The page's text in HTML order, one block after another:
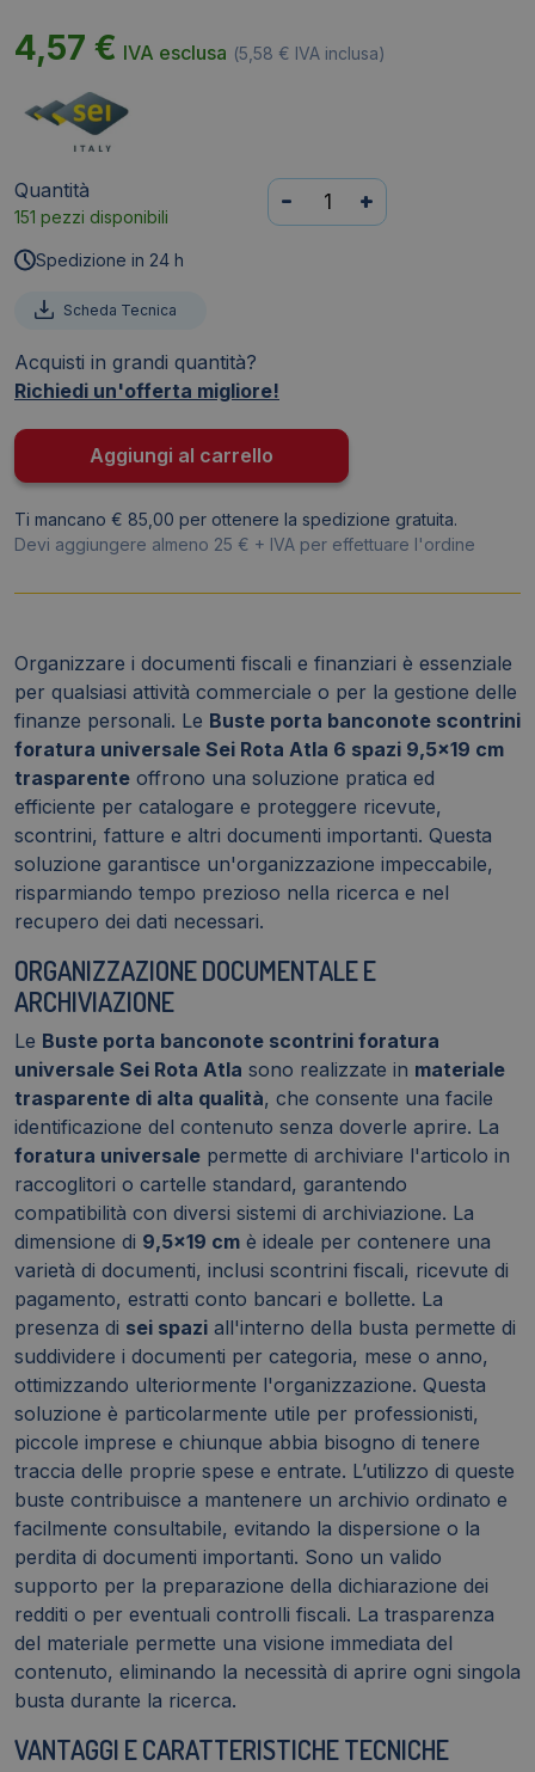
4,57 € IVA esclusa (5,58 € IVA inclusa)
Quantità
151 pezzi disponibili
Buste
Trasparenti
Sei
(conf.10)
quantità
- +
Spedizione in 24 h
Scheda Tecnica
Acquisti in grandi quantità?
Richiedi un'offerta migliore!
Aggiungi al carrello
Ti mancano € 85,00 per ottenere la spedizione gratuita.
Devi aggiungere almeno 25 € + IVA per effettuare l'ordine
Organizzare i documenti fiscali e finanziari è essenziale
per qualsiasi attività commerciale o per la gestione delle
finanze personali. Le Buste porta banconote scontrini
foratura universale Sei Rota Atla 6 spazi 9,5x19 cm
trasparente offrono una soluzione pratica ed
efficiente per catalogare e proteggere ricevute,
scontrini, fatture e altri documenti importanti. Questa
soluzione garantisce un'organizzazione impeccabile,
risparmiando tempo prezioso nella ricerca e nel
recupero dei dati necessari.
ORGANIZZAZIONE DOCUMENTALE E
ARCHIVIAZIONE
Le Buste porta banconote scontrini foratura
universale Sei Rota Atla sono realizzate in materiale
trasparente di alta qualità, che consente una facile
identificazione del contenuto senza doverle aprire. La
foratura universale permette di archiviare l'articolo in
raccoglitori o cartelle standard, garantendo
compatibilità con diversi sistemi di archiviazione. La
dimensione di 9,5x19 cm è ideale per contenere una
varietà di documenti, inclusi scontrini fiscali, ricevute di
pagamento, estratti conto bancari e bollette. La
presenza di sei spazi all'interno della busta permette di
suddividere i documenti per categoria, mese o anno,
ottimizzando ulteriormente l'organizzazione. Questa
soluzione è particolarmente utile per professionisti,
piccole imprese e chiunque abbia bisogno di tenere
traccia delle proprie spese e entrate. L’utilizzo di queste
buste contribuisce a mantenere un archivio ordinato e
facilmente consultabile, evitando la dispersione o la
perdita di documenti importanti. Sono un valido
supporto per la preparazione della dichiarazione dei
redditi o per eventuali controlli fiscali. La trasparenza
del materiale permette una visione immediata del
contenuto, eliminando la necessità di aprire ogni singola
busta durante la ricerca.
VANTAGGI E CARATTERISTICHE TECNICHE